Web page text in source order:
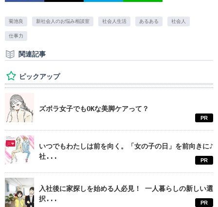
菊池良 新社会人のお悩み相談室 社会人生活 あるある 社会人
仕事力
関連記事
ピックアップ
ズボラ女子でもOKな美脚ケアって？
PR
いつでもわたしは前を向く。「女の子の日」を前向きに♪
社...
PR
入社後に家探しを始める人必見！ 一人暮らしの新しい選
択...
PR